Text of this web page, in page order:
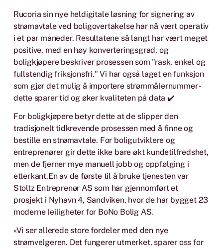
Rucoria sin nye heldigitale løsning for signering av
strømavtale ved boligovertakelse har nå vært operativ
i et par måneder. Resultatene så langt har vært meget
positive, med en høy konverteringsgrad, og
boligkjøpere beskriver prosessen som "rask, enkel og
fullstendig friksjonsfri." Vi har også laget en funksjon
som gjør det mulig å importere strømmålernummer -
dette sparer tid og øker kvaliteten på data ✔️
For boligkjøpere betyr dette at de slipper den
tradisjonelt tidkrevende prosessen med å finne og
bestille en strømavtale. For boligutviklere og
entreprenører gir dette ikke bare økt kundetilfredshet,
men de fjerner mye manuell jobb og oppfølging i
etterkant.En av de første til å bruke tjenesten var
Stoltz Entreprenør AS som har gjennomført et
prosjekt i Nyhavn 4, Sandviken, hvor de har bygget 23
moderne leiligheter for BoNo Bolig AS.
«Vi ser allerede store fordeler med den nye
strømvelgeren. Det fungerer utmerket, sparer oss for